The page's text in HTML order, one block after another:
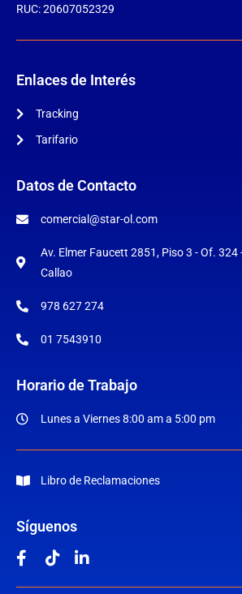
RUC: 20607052329
Enlaces de Interés
Tracking
Tarifario
Datos de Contacto
comercial@star-ol.com
Av. Elmer Faucett 2851, Piso 3 - Of. 324
Callao
978 627 274
01 7543910
Horario de Trabajo
Lunes a Viernes 8:00 am a 5:00 pm
Libro de Reclamaciones
Síguenos